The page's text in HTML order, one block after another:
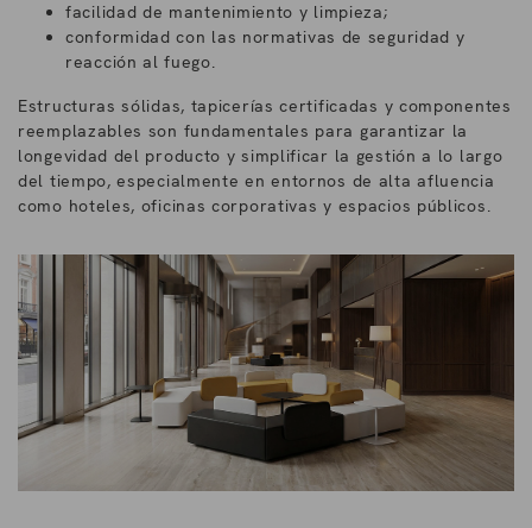
facilidad de mantenimiento y limpieza;
conformidad con las normativas de seguridad y
reacción al fuego.
Estructuras sólidas, tapicerías certificadas y componentes
reemplazables son fundamentales para garantizar la
longevidad del producto y simplificar la gestión a lo largo
del tiempo, especialmente en entornos de alta afluencia
como hoteles, oficinas corporativas y espacios públicos.